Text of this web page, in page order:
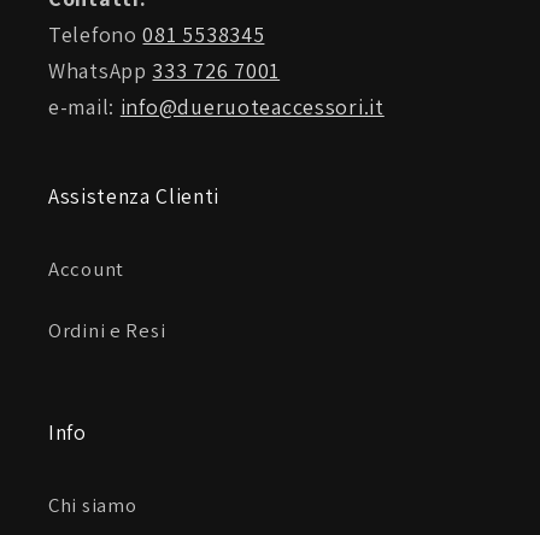
connect sono stati specificamente studiati per
l’utilizzo con touch screen.
Tessuto polpastrelli Connect al pollice
Non ti toglierai più i tuoi guanti per rispondere al
l’utilizzo con touch screen.
Polsini corti
funzionalità di tergivisiera. Permette di eliminare
Telefono081 5538345
WhatsApp 333 726 7001
e-mail: info@dueruoteaccessori.it
Assistenza Clienti
Account
Ordini e Resi
Info
Chi siamo